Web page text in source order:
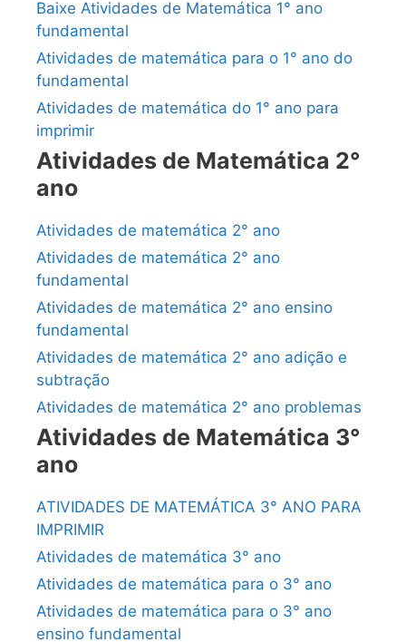
Baixe Atividades de Matemática 1° ano
fundamental
Atividades de matemática para o 1° ano do
fundamental
Atividades de matemática do 1° ano para
imprimir
Atividades de Matemática 2°
ano
Atividades de matemática 2° ano
Atividades de matemática 2° ano
fundamental
Atividades de matemática 2° ano ensino
fundamental
Atividades de matemática 2° ano adição e
subtração
Atividades de matemática 2° ano problemas
Atividades de Matemática 3°
ano
ATIVIDADES DE MATEMÁTICA 3° ANO PARA
IMPRIMIR
Atividades de matemática 3° ano
Atividades de matemática para o 3° ano
Atividades de matemática para o 3° ano
ensino fundamental